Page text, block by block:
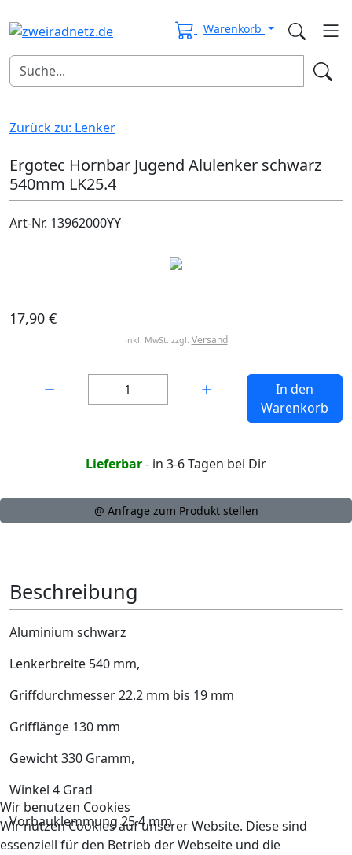
Warenkorb
Zurück zu: Lenker
Ergotec Hornbar Jugend Alulenker schwarz
540mm LK25.4
Art-Nr. 13962000YY
17,90 €
inkl. MwSt. zzgl. Versand
In den
Warenkorb
Lieferbar- in 3-6 Tagen bei Dir
@ Anfrage zum Produkt stellen
Beschreibung
Aluminium schwarz
Lenkerbreite 540 mm,
Griffdurchmesser 22.2 mm bis 19 mm
Grifflänge 130 mm
Gewicht 330 Gramm,
Winkel 4 Grad
Vorbauklemmung 25.4 mm
Wir benutzen Cookies
Wir nutzen Cookies auf unserer Website. Diese sind
essenziell für den Betrieb der Webseite und die